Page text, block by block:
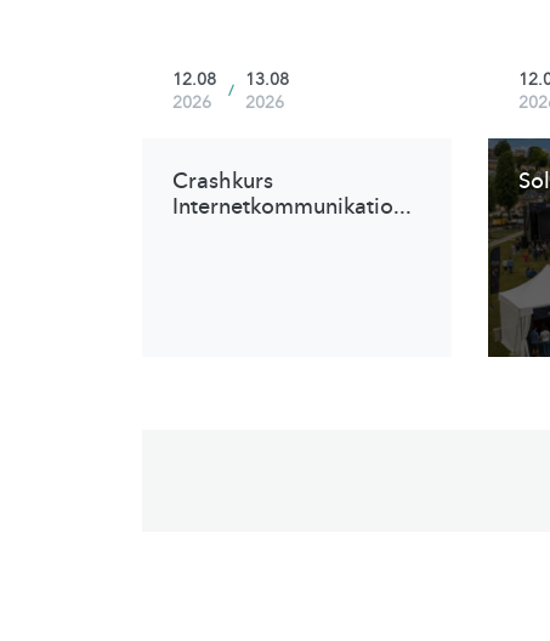
12.08
2026
/
13.08
2026
Crashkurs
Internetkommunikatio...